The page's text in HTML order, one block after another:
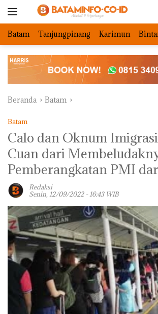
Batam Tanjungpinang Karimun
Beranda Batam
Batam
Calo dan Oknum
Cuan dari
Pemberangkatan PMI
Redaksi
Senin, 12/09/2022 - 16:43 WIB